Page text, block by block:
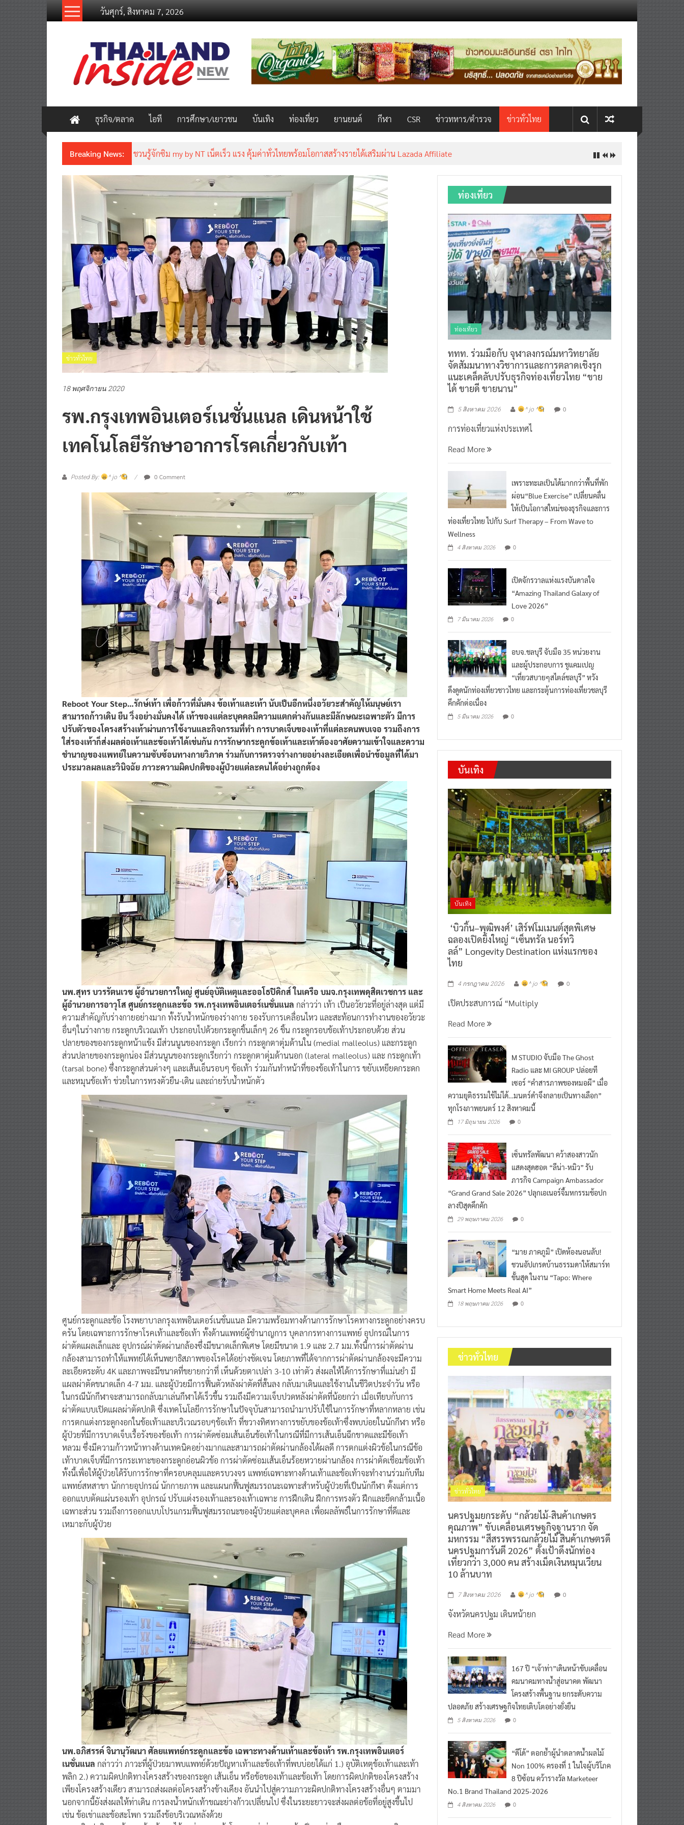
วันศุกร์, สิงหาคม 7, 2026
thailandinsidenew.com
Thailand
Inside
New
ธุรกิจ/ตลาด ไอที การศึกษา/เยาวชน บันเทิง ท่องเที่ยว ยานยนต์ กีฬา CSR ข่าวทหาร/ตำรวจ ข่าวทั่วไทย
Breaking News: ชวนรู้จักซิม my by NT เน็ตเร็ว แรง คุ้มค่าทั่วไทยพร้อมโอกาสสร้างรายได้เสริมผ่าน Lazada Affiliate
ข่าวทั่วไทย
18 พฤศจิกายน 2020
รพ.กรุงเทพอินเตอร์เนชั่นแนล เดินหน้าใช้
เทคโนโลยีรักษาอาการโรคเกี่ยวกับเท้า
Posted By: ^ jo ^ 0 Comment
Reboot Your Step…รักษ์เท้า เพื่อก้าวที่มั่นคง ข้อเท้าและเท้า นับเป็นอีกหนึ่งอวัยวะสำคัญให้มนุษย์เรา
สามารถก้าวเดิน ยืน วิ่งอย่างมั่นคงได้ เท้าของแต่ละบุคคลมีความแตกต่างกันและมีลักษณะเฉพาะตัว มีการ
ปรับตัวของโครงสร้างเท้าผ่านการใช้งานและกิจกรรมที่ทำ การบาดเจ็บของเท้าที่แต่ละคนพบเจอ รวมถึงการ
ใส่รองเท้าก็ส่งผลต่อเท้าและข้อเท้าได้เช่นกัน การรักษากระดูกข้อเท้าและเท้าต้องอาศัยความเข้าใจและความ
ชำนาญของแพทย์ในความซับซ้อนทางกายวิภาค ร่วมกับการตรวจร่างกายอย่างละเอียดเพื่อนำข้อมูลที่ได้มา
ประมวลผลและวินิจฉัย ภาวะความผิดปกติของผู้ป่วยแต่ละคนได้อย่างถูกต้อง
นพ.สุทร บวรรัตนเวช ผู้อำนวยการใหญ่ ศูนย์อุบัติเหตุและออโธปิดิกส์ ในเครือ บมจ.กรุงเทพดุสิตเวชการ และ
ผู้อำนวยการอาวุโส ศูนย์กระดูกและข้อ รพ.กรุงเทพอินเตอร์เนชั่นแนล กล่าวว่า เท้า เป็นอวัยวะที่อยู่ล่างสุด แต่มี
ความสำคัญกับร่างกายอย่างมาก ทั้งรับน้ำหนักของร่างกาย รองรับการเคลื่อนไหว และสะท้อนการทำงานของอวัยวะ
อื่นๆในร่างกาย กระดูกบริเวณเท้า ประกอบไปด้วยกระดูกชิ้นเล็กๆ 26 ชิ้น กระดูกรอบข้อเท้าประกอบด้วย ส่วน
ปลายของของกระดูกหน้าแข้ง มีส่วนนูนของกระดูก เรียกว่า กระดูกตาตุ่มด้านใน (medial malleolus) และกระดูก
ส่วนปลายของกระดูกน่อง มีส่วนนูนของกระดูกเรียกว่า กระดูกตาตุ่มด้านนอก (lateral malleolus) และ กระดูกเท้า
(tarsal bone) ซึ่งกระดูกส่วนต่างๆ และเส้นเอ็นรอบๆ ข้อเท้า ร่วมกันทําหน้าที่ของข้อเท้าในการ ขยับเหยียดกระดก
และหมุนข้อเท้า ช่วยในการทรงตัวยืน-เดิน และถ่ายรับน้ำหนักตัว
ศูนย์กระดูกและข้อ โรงพยาบาลกรุงเทพอินเตอร์เนชั่นแนล มีความพร้อมทางด้านการรักษาโรคทางกระดูกอย่างครบ
ครัน โดยเฉพาะการรักษาโรคเท้าและข้อเท้า ทั้งด้านแพทย์ผู้ชำนาญการ บุคลากรทางการแพทย์ อุปกรณ์ในการ
ผ่าตัดแผลเล็กและ อุปกรณ์ผ่าตัดผ่านกล้องซึ่งมีขนาดเล็กพิเศษ โดยมีขนาด 1.9 และ 2.7 มม.ทั้งนี้การผ่าตัดผ่าน
กล้องสามารถทำให้แพทย์ได้เห็นพยาธิสภาพของโรคได้อย่างชัดเจน โดยภาพที่ได้จากการผ่าตัดผ่านกล้องจะมีความ
ละเอียดระดับ 4K และภาพจะมีขนาดที่ขยายกว่าที่ เห็นด้วยตาเปล่า 3-10 เท่าตัว ส่งผลให้ได้การรักษาที่แม่นยำ มี
แผลผ่าตัดขนาดเล็ก 4-7 มม. และผู้ป่วยมีการฟื้นตัวหลังผ่าตัดที่สั้นลง กลับมาเดินและใช้งานในชีวิตประจำวัน หรือ
ในกรณีนักกีฬาจะสามารถกลับมาเล่นกีฬาได้เร็วขึ้น รวมถึงมีความเจ็บปวดหลังผ่าตัดที่น้อยกว่า เมื่อเทียบกับการ
ผ่าตัดแบบเปิดแผลผ่าตัดปกติ ซึ่งเทคโนโลยีการรักษาในปัจจุบันสามารถนำมาปรับใช้ในการรักษาที่หลากหลาย เช่น
การตกแต่งกระดูกงอกในข้อเท้าและบริเวณรอบๆข้อเท้า ที่ขวางทิศทางการขยับของข้อเท้าซึ่งพบบ่อยในนักกีฬา หรือ
ผู้ป่วยที่มีการบาดเจ็บเรื้อรังของข้อเท้า การผ่าตัดซ่อมเส้นเอ็นข้อเท้าในกรณีที่มีการเส้นเอ็นฉีกขาดและมีข้อเท้า
หลวม ซึ่งมีความก้าวหน้าทางด้านเทคนิคอย่างมากและสามารถผ่าตัดผ่านกล้องได้ผลดี การตกแต่งผิวข้อในกรณีข้อ
เท้าบาดเจ็บที่มีการกระเทาะของกระดูกอ่อนผิวข้อ การผ่าตัดซ่อมเส้นเอ็นร้อยหวายผ่านกล้อง การผ่าตัดเชื่อมข้อเท้า
ทั้งนี้เพื่อให้ผู้ป่วยได้รับการรักษาที่ครอบคลุมและครบวงจร แพทย์เฉพาะทางด้านเท้าและข้อเท้าจะทำงานร่วมกับทีม
แพทย์สหสาขา นักกายอุปกรณ์ นักกายภาพ และแผนกฟื้นฟูสมรรถนะเฉพาะสำหรับผู้ป่วยที่เป็นนักกีฬา ตั้งแต่การ
ออกแบบตัดแผ่นรองเท้า อุปกรณ์ ปรับแต่งรองเท้าและรองเท้าเฉพาะ การฝึกเดิน ฝึกการทรงตัว ฝึกและยืดกล้ามเนื้อ
เฉพาะส่วน รวมถึงการออกแบบโปรแกรมฟื้นฟูสมรรถนะของผู้ป่วยแต่ละบุคคล เพื่อผลลัพธ์ในการรักษาที่ดีและ
เหมาะกับผู้ป่วย
นพ.อภิสรรค์ จินานุวัฒนา ศัลยแพทย์กระดูกและข้อ เฉพาะทางด้านเท้าและข้อเท้า รพ.กรุงเทพอินเตอร์
เนชั่นแนล กล่าวว่า ภาวะที่ผู้ป่วยมาพบแพทย์ด้วยปัญหาเท้าและข้อเท้าที่พบบ่อยได้แก่ 1.) อุบัติเหตุข้อเท้าและเท้า
พลิก 2.) ความผิดปกติทางโครงสร้างของกระดูก เส้นเอ็น หรือข้อของเท้าและข้อเท้า โดยการผิดปกติของโครงสร้าง
เพียงโครงสร้างเดียว สามารถส่งผลต่อโครงสร้างข้างเคียง อันนำไปสู่ความภาวะผิดปกติทางโครงสร้างอื่นๆ ตามมา
นอกจากนี้ยังส่งผลให้ท่าเดิน การลงน้ำหนักเท้าขณะย่างก้าวเปลี่ยนไป ซึ่งในระยะยาวจะส่งผลต่อข้อที่อยู่สูงขึ้นไป
เช่น ข้อเข่าและข้อสะโพก รวมถึงข้อบริเวณหลังด้วย
ท่องเที่ยว
ท่องเที่ยว
ททท. ร่วมมือกับ จุฬาลงกรณ์มหาวิทยาลัย
จัดสัมมนาทางวิชาการและการตลาดเชิงรุก
แนะเคล็ดลับปรับธุรกิจท่องเที่ยวไทย “ขาย
ได้ ขายดี ขายนาน”
5 สิงหาคม 2026 ^ jo ^ 0
การท่องเที่ยวแห่งประเทศไ
Read More
เพราะทะเลเป็นได้มากกว่าพื้นที่พัก
ผ่อน“Blue Exercise” เปลี่ยนคลื่น
ให้เป็นโอกาสใหม่ของธุรกิจและการ
ท่องเที่ยวไทย ไปกับ Surf Therapy – From Wave to
Wellness
4 สิงหาคม 2026 0
เปิดจักรวาลแห่งแรงบันดาลใจ
“Amazing Thailand Galaxy of
Love 2026”
7 มีนาคม 2026 0
อบจ.ชลบุรี จับมือ 35 หน่วยงาน
และผู้ประกอบการ ชูแคมเปญ
“เที่ยวสบายๆสไตล์ชลบุรี” หวัง
ดึงดูดนักท่องเที่ยวชาวไทย และกระตุ้นการท่องเที่ยวชลบุรี
คึกคักต่อเนื่อง
5 มีนาคม 2026 0
บันเทิง
บันเทิง
‘บิวกิ้น–พุฒิพงศ์’ เสิร์ฟโมเมนต์สุดพิเศษ
ฉลองเปิดยิ่งใหญ่ “เซ็นทรัล นอร์ทวิ
ลล์” Longevity Destination แห่งแรกของ
ไทย
4 กรกฎาคม 2026 ^ jo ^ 0
เปิดประสบการณ์ “Multiply
Read More
M STUDIO จับมือ The Ghost
Radio และ MI GROUP ปล่อยที
เซอร์ “คำสารภาพของหมอผี” เมื่อ
ความยุติธรรมใช้ไม่ได้…มนตร์ดำจึงกลายเป็นทางเลือก”
ทุกโรงภาพยนตร์ 12 สิงหาคมนี้
17 มิถุนายน 2026 0
เซ็นทรัลพัฒนา คว้าสองสาวนัก
แสดงสุดฮอต “ลีน่า-หมิว” รับ
ภารกิจ Campaign Ambassador
“Grand Grand Sale 2026” ปลุกเอเนอร์จี้มหกรรมช้อปก
ลางปีสุดคึกคัก
29 พฤษภาคม 2026 0
“มาย ภาคภูมิ” เปิดห้องนอนลับ!
ชวนอัปเกรดบ้านธรรมดาให้สมาร์ท
ขั้นสุด ในงาน “Tapo: Where
Smart Home Meets Real AI”
18 พฤษภาคม 2026 0
ข่าวทั่วไทย
ข่าวทั่วไทย
นครปฐมยกระดับ “กล้วยไม้-สินค้าเกษตร
คุณภาพ” ขับเคลื่อนเศรษฐกิจฐานราก จัด
มหกรรม “สีสรรพรรณกล้วยไม้ สินค้าเกษตรดี
นครปฐมการันตี 2026” ตั้งเป้าดึงนักท่อง
เที่ยวกว่า 3,000 คน สร้างเม็ดเงินหมุนเวียน
10 ล้านบาท
7 สิงหาคม 2026 ^ jo ^ 0
จังหวัดนครปฐม เดินหน้ายก
Read More
167 ปี “เจ้าท่า”เดินหน้าขับเคลื่อน
คมนาคมทางน้ำสู่อนาคต พัฒนา
โครงสร้างพื้นฐาน ยกระดับความ
ปลอดภัย สร้างเศรษฐกิจไทยเติบโตอย่างยั่งยืน
5 สิงหาคม 2026 0
“ดีโด้” ตอกย้ำผู้นำตลาดน้ำผลไม้
Non 100% ครองที่ 1 ในใจผู้บริโภค
8 ปีซ้อน คว้ารางวัล Marketeer
No.1 Brand Thailand 2025-2026
4 สิงหาคม 2026 0